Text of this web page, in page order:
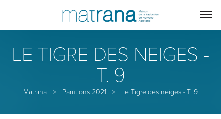
LE TIGRE DES NEIGES -
T. 9
Matrana > Parutions 2021 > Le Tigre des neiges - T. 9